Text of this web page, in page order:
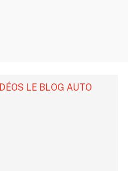
LE BLOG AUTO